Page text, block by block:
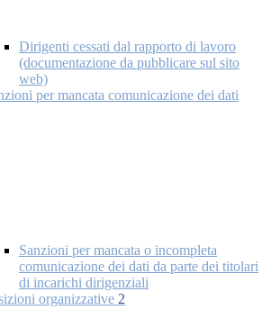
Dirigenti cessati dal rapporto di lavoro
(documentazione da pubblicare sul sito
web)
per mancata comunicazione dei dati
Sanzioni per mancata o incompleta
comunicazione dei dati da parte dei titolari
di incarichi dirigenziali
organizzative 2